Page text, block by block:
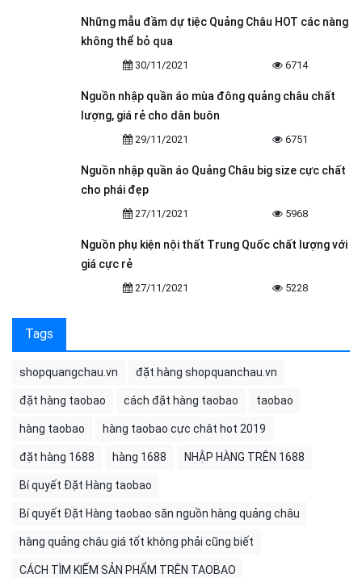
Những mẫu đầm dự tiệc Quảng Châu HOT các nàng
không thể bỏ qua
30/11/2021 6714
Nguồn nhập quần áo mùa đông quảng châu chất
lượng, giá rẻ cho dân buôn
29/11/2021 6751
Nguồn nhập quần áo Quảng Châu big size cực chất
cho phái đẹp
27/11/2021 5968
Nguồn phụ kiện nội thất Trung Quốc chất lượng với
giá cực rẻ
27/11/2021 5228
Tags
shopquangchau.vn đặt hàng shopquanchau.vn
đặt hàng taobao cách đặt hàng taobao taobao
hàng taobao hàng taobao cực chât hot 2019
đặt hàng 1688 hàng 1688 NHẬP HÀNG TRÊN 1688
Bí quyết Đặt Hàng taobao
Bí quyết Đặt Hàng taobao săn nguồn hàng quảng châu
hàng quảng châu giá tốt không phải cũng biết
CÁCH TÌM KIẾM SẢN PHẨM TRÊN TAOBAO